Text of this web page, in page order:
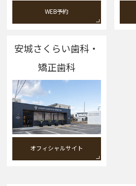
WEB予約
安城さくらい歯科・
矯正歯科
オフィシャルサイト